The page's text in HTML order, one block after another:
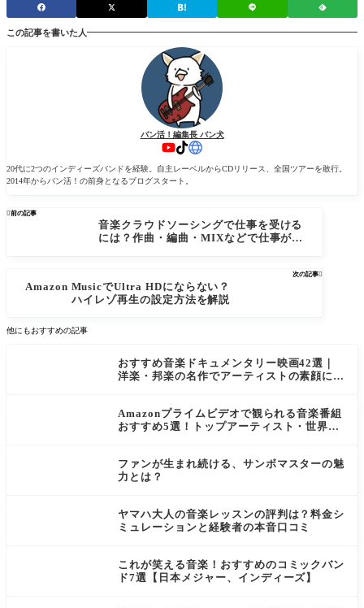
この記事を書いた人
バン活！編集長 バン犬
20代に2つのインディーズバンドを経験。自主レーベルからCDリリース、全国ツアーを敢行。
2014年からバン活！の前身となるブログスタート。
前の記事
音楽クラウドソーシングで仕事を受ける
には？作曲・編曲・MIXなどで仕事がで
次の記事
Amazon MusicでUltra HDにならない？
ハイレゾ再生の設定方法を解説
他にもおすすめの記事
おすすめ音楽ドキュメンタリー映画42選｜
洋楽・邦楽の名作でアーティストの素顔に触
Amazonプライムビデオで観られる音楽番組
おすすめ5選！トップアーティスト・世界的
ファンが生まれ続ける、サンボマスターの魅
力とは？
ヤマハ大人の音楽レッスンの評判は？料金シ
ミュレーションと経験者の本音口コミ
これが笑える音楽！おすすめのコミックバン
ド7選【日本メジャー、インディーズ】